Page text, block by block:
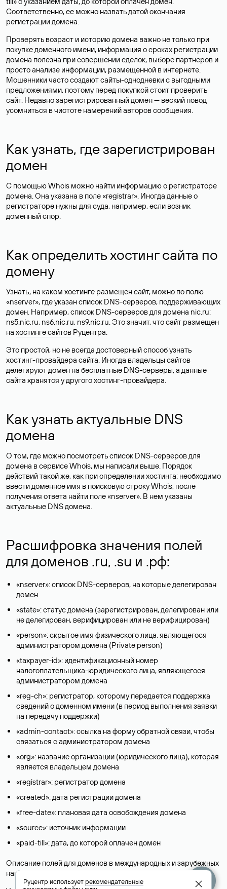
Соответственно, ее можно назвать датой окончания
регистрации домена.
Проверять возраст и историю домена важно не только при
покупке доменного имени, информация о сроках регистрации
домена полезна при совершении сделок, выборе партнеров и
просто анализе информации, размещенной в интернете.
Мошенники часто создают сайты-однодневки с выгодными
предложениями, поэтому перед покупкой стоит проверить
сайт. Недавно зарегистрированный домен — веский повод
усомниться в чистоте намерений авторов сообщения.
Как узнать, где зарегистрирован
домен
С помощью Whois можно найти информацию о регистраторе
домена. Она указана в поле «registrar». Иногда данные о
регистраторе нужны для суда, например, если возник
доменный спор.
Как определить хостинг сайта по
домену
Узнать, на каком хостинге размещен сайт, можно по полю
«nserver», где указан список DNS-серверов, поддерживающих
домен. Например, список DNS-серверов для домена nic.ru:
ns5.nic.ru, ns6.nic.ru, ns9.nic.ru. Это значит, что сайт размещен
на хостинге сайтов Руцентра.
Это простой, но не всегда достоверный способ узнать
хостинг-провайдера сайта. Иногда владельцы сайтов
делегируют домен на бесплатные DNS-серверы, а данные
сайта хранятся у другого хостинг-провайдера.
Как узнать актуальные DNS
домена
О том, где можно посмотреть список DNS-серверов для
домена в сервисе Whois, мы написали выше. Порядок
действий такой же, как при определении хостинга: необходимо
ввести доменное имя в поисковую строку Whois, после
получения ответа найти поле «nserver». В нем указаны
актуальные DNS домена.
Расшифровка значения полей
для доменов .ru, .su и .рф:
«nserver»: список DNS-серверов, на которые делегирован
домен
«state»: статус домена (зарегистрирован, делегирован или
не делегирован, верифицирован или не верифицирован)
«person»: скрытое имя физического лица, являющегося
администратором домена (Privatе person)
«taxpayer-id»: идентификационный номер
налогоплательщика-юридического лица, являющегося
администратором домена
«reg-ch»: регистратор, которому передается поддержка
сведений о доменном имени (в период выполнения заявки
на передачу поддержки)
«admin-contact»: ссылка на форму обратной связи, чтобы
связаться с администратором домена
«org»: название организации (юридического лица), которая
является владельцем домена
«registrar»: регистратор домена
«created»: дата регистрации домена
«free-date»: плановая дата освобождения домена
«source»: источник информации
«paid-till»: дата, до которой оплачен домен
Описание полей для доменов в международных и зарубежных
национальных доменах представлены в разделе «Помощь».
Руцентр используетрекомендательные